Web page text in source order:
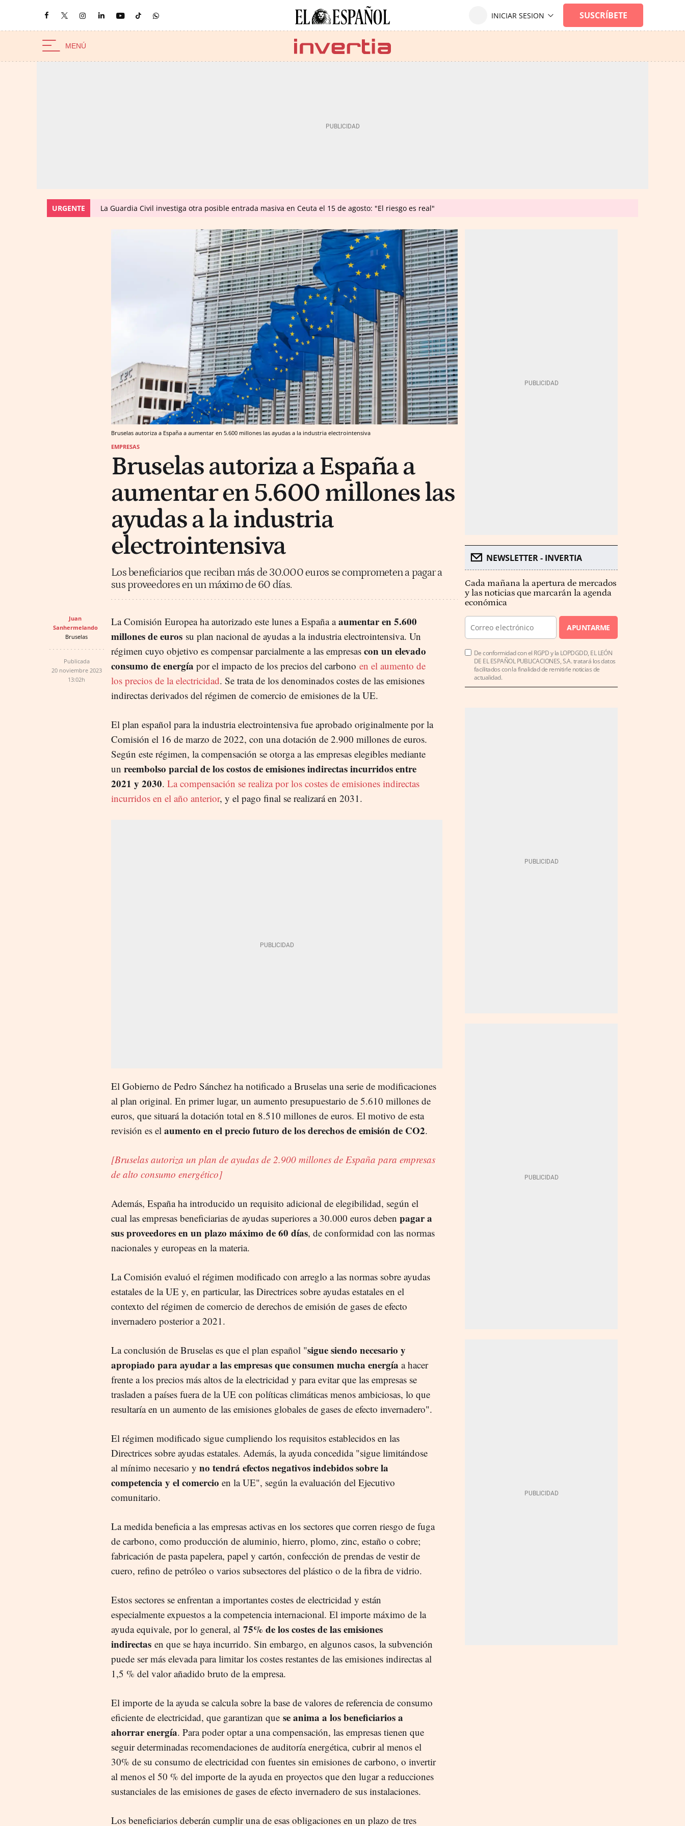
URGENTE La Guardia Civil investiga otra posible entrada masiva en Ceuta el 15 de agosto: "El riesgo es real"
Bruselas autoriza a España a aumentar en 5.600 millones las ayudas a la industria electrointensiva
EMPRESAS
Bruselas autoriza a España a
aumentar en 5.600 millones las
ayudas a la industria
electrointensiva
Los beneficiarios que reciban más de 30.000 euros se comprometen a pagar a
sus proveedores en un máximo de 60 días.
Juan
Sanhermelando
Bruselas
Publicada
20 noviembre 2023
13:02h
La Comisión Europea ha autorizado este lunes a España aaumentar en 5.600
millones de euros su plan nacional de ayudas a la industria electrointensiva. Un
régimen cuyo objetivo es compensar parcialmente a las empresas con un elevado
consumo de energía por el impacto de los precios del carbono en el aumento de
los precios de la electricidad. Se trata de los denominados costes de las emisiones
indirectas derivados del régimen de comercio de emisiones de la UE.
El plan español para la industria electrointensiva fue aprobado originalmente por la
Comisión el 16 de marzo de 2022, con una dotación de 2.900 millones de euros.
Según este régimen, la compensación se otorga a las empresas elegibles mediante
un reembolso parcial de los costos de emisiones indirectas incurridos entre
2021 y 2030. La compensación se realiza por los costes de emisiones indirectas
incurridos en el año anterior, y el pago final se realizará en 2031.
El Gobierno de Pedro Sánchez ha notificado a Bruselas una serie de modificaciones
al plan original. En primer lugar, un aumento presupuestario de 5.610 millones de
euros, que situará la dotación total en 8.510 millones de euros. El motivo de esta
revisión es el aumento en el precio futuro de los derechos de emisión de CO2.
[Bruselas autoriza un plan de ayudas de 2.900 millones de España para empresas
de alto consumo energético]
Además, España ha introducido un requisito adicional de elegibilidad, según el
cual las empresas beneficiarias de ayudas superiores a 30.000 euros deben pagar a
sus proveedores en un plazo máximo de 60 días, de conformidad con las normas
nacionales y europeas en la materia.
La Comisión evaluó el régimen modificado con arreglo a las normas sobre ayudas
estatales de la UE y, en particular, las Directrices sobre ayudas estatales en el
contexto del régimen de comercio de derechos de emisión de gases de efecto
invernadero posterior a 2021.
La conclusión de Bruselas es que el plan español "sigue siendo necesario y
apropiado para ayudar a las empresas que consumen mucha energía a hacer
frente a los precios más altos de la electricidad y para evitar que las empresas se
trasladen a países fuera de la UE con políticas climáticas menos ambiciosas, lo que
resultaría en un aumento de las emisiones globales de gases de efecto invernadero".
El régimen modificado sigue cumpliendo los requisitos establecidos en las
Directrices sobre ayudas estatales. Además, la ayuda concedida "sigue limitándose
al mínimo necesario y no tendrá efectos negativos indebidos sobre la
competencia y el comercio en la UE", según la evaluación del Ejecutivo
comunitario.
La medida beneficia a las empresas activas en los sectores que corren riesgo de fuga
de carbono, como producción de aluminio, hierro, plomo, zinc, estaño o cobre;
fabricación de pasta papelera, papel y cartón, confección de prendas de vestir de
cuero, refino de petróleo o varios subsectores del plástico o de la fibra de vidrio.
Estos sectores se enfrentan a importantes costes de electricidad y están
especialmente expuestos a la competencia internacional. El importe máximo de la
ayuda equivale, por lo general, al 75% de los costes de las emisiones
indirectas en que se haya incurrido. Sin embargo, en algunos casos, la subvención
puede ser más elevada para limitar los costes restantes de las emisiones indirectas al
1,5 % del valor añadido bruto de la empresa.
El importe de la ayuda se calcula sobre la base de valores de referencia de consumo
eficiente de electricidad, que garantizan que se anima a los beneficiarios a
ahorrar energía. Para poder optar a una compensación, las empresas tienen que
seguir determinadas recomendaciones de auditoría energética, cubrir al menos el
30% de su consumo de electricidad con fuentes sin emisiones de carbono, o invertir
al menos el 50 % del importe de la ayuda en proyectos que den lugar a reducciones
sustanciales de las emisiones de gases de efecto invernadero de sus instalaciones.
Los beneficiarios deberán cumplir una de esas obligaciones en un plazo de tres
NEWSLETTER - INVERTIA
Cada mañana la apertura de mercados
y las noticias que marcarán la agenda
económica
APUNTARME
De conformidad con el RGPD y la LOPDGDD, EL LEÓN
DE EL ESPAÑOL PUBLICACIONES, S.A. tratará los datos
facilitados con la finalidad de remitirle noticias de
actualidad.